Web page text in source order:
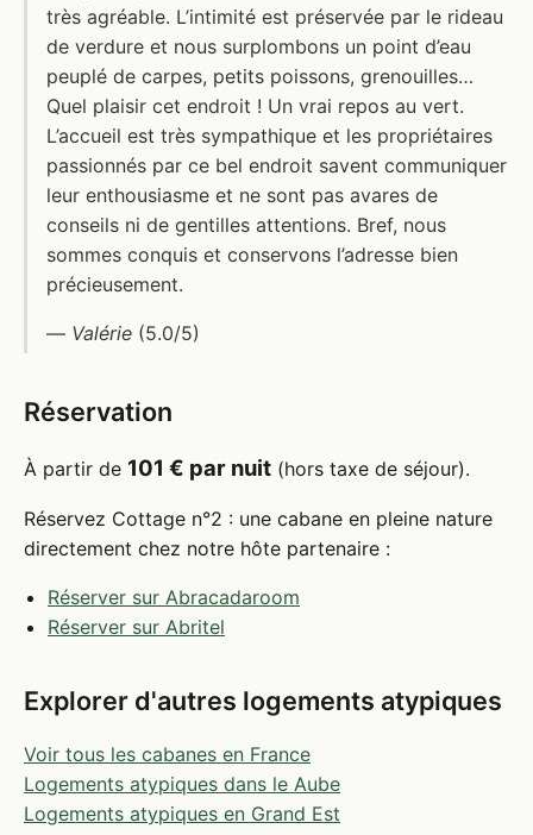
très agréable. L’intimité est préservée par le rideau
de verdure et nous surplombons un point d’eau
peuplé de carpes, petits poissons, grenouilles…
Quel plaisir cet endroit ! Un vrai repos au vert.
L’accueil est très sympathique et les propriétaires
passionnés par ce bel endroit savent communiquer
leur enthousiasme et ne sont pas avares de
conseils ni de gentilles attentions. Bref, nous
sommes conquis et conservons l’adresse bien
précieusement.
— Valérie (5.0/5)
Réservation
À partir de 101 € par nuit (hors taxe de séjour).
Réservez Cottage n°2 : une cabane en pleine nature
directement chez notre hôte partenaire :
Réserver sur Abracadaroom
Réserver sur Abritel
Explorer d'autres logements atypiques
Voir tous les cabanes en France
Logements atypiques dans le Aube
Logements atypiques en Grand Est